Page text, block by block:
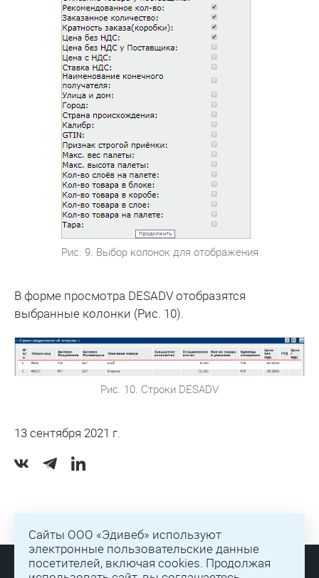
Рис. 9. Выбор колонок для отображения
В форме просмотра DESADV отобразятся
выбранные колонки (Рис. 10).
Рис. 10. Строки DESADV
13 сентября 2021 г.
Сайты ООО «Эдивеб» используют
электронные пользовательские данные
посетителей, включая cookies. Продолжая